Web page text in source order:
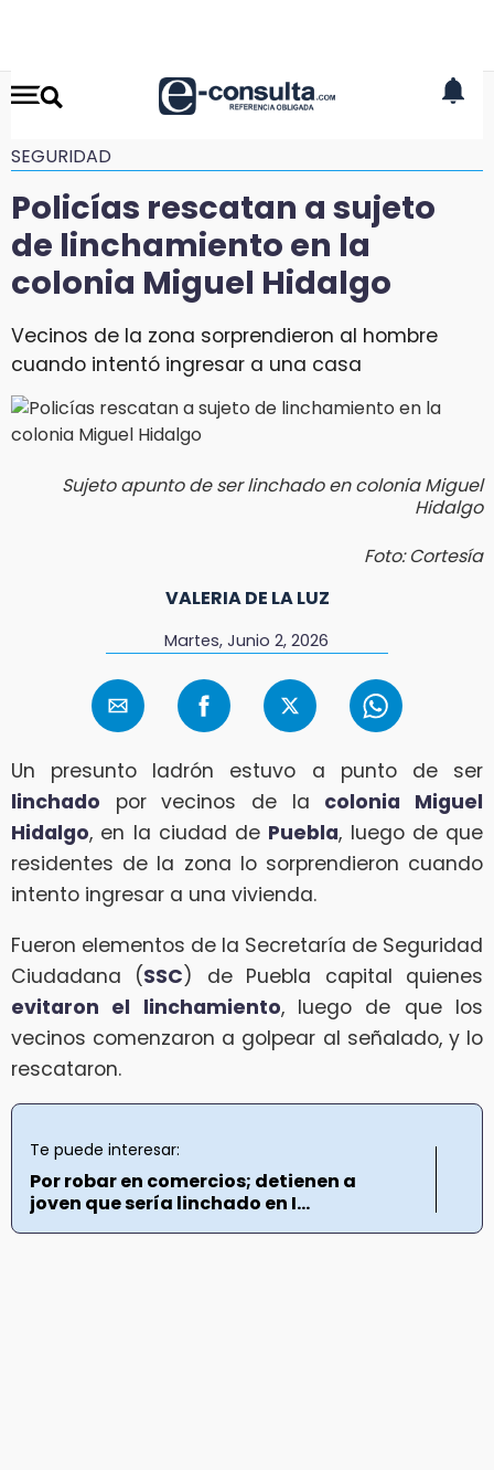
SEGURIDAD
Policías rescatan a sujeto
de linchamiento en la
colonia Miguel Hidalgo
Vecinos de la zona sorprendieron al hombre
cuando intentó ingresar a una casa
Sujeto apunto de ser linchado en colonia Miguel
Hidalgo
Foto: Cortesía
VALERIA DE LA LUZ
Martes, Junio 2, 2026
Un presunto ladrón estuvo a punto de ser
linchado por vecinos de la colonia Miguel
Hidalgo, en la ciudad de Puebla, luego de que
residentes de la zona lo sorprendieron cuando
intento ingresar a una vivienda.
Fueron elementos de la Secretaría de Seguridad
Ciudadana (SSC) de Puebla capital quienes
evitaron el linchamiento, luego de que los
vecinos comenzaron a golpear al señalado, y lo
rescataron.
Te puede interesar:
Por robar en comercios; detienen a
joven que sería linchado en I...